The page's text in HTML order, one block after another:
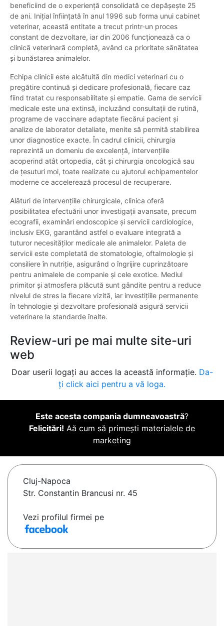
beneficiind de o experiență consolidată ce depășește 25
de ani. Inițial înființată în anul 1996 sub forma unui cabinet
veterinar, această entitate a trecut printr-un proces
constant de dezvoltare, iar din 2006 funcționează ca o
clinică veterinară completă, având ca prioritate sănătatea
și bunăstarea animalelor.
Echipa clinicii este alcătuită din medici veterinari cu o
pregătire continuă și dedicare profesională, fiecare caz
fiind tratat cu responsabilitate și empatie. Gama de servicii
medicale este una extinsă, incluzând consultații de rutină,
programe de vaccinare adaptate fiecărui pacient și
analize de laborator detaliate, menite să permită stabilirea
unor diagnostice exacte. În cadrul clinicii, chirurgia
reprezintă un domeniu de excelență, intervențiile
acoperind atât ortopedia, cât și chirurgia oncologică sau
de țesuturi moi, toate realizate cu ajutorul echipamentelor
moderne ce accelerează procesul de recuperare.
Alături de intervențiile chirurgicale, clinica oferă
posibilitatea efectuării unor investigații avansate, precum
ecografii, examinări endoscopice și servicii cardiologice,
inclusiv EKG, garantând astfel o evaluare integrată a
tuturor necesităților medicale ale animalelor. Paleta de
servicii este completată de stomatologie, oftalmologie și
consiliere în nutriție, asigurând o îngrijire cuprinzătoare
pentru animalele de companie și cele exotice. Mediul
primitor și atmosfera plăcută sunt gândite pentru a reduce
nivelul de stres la fiecare vizită, iar investițiile permanente
în tehnologie și dezvoltare profesională asigură servicii
veterinare la standarde înalte.
Review-uri pe mai multe site-uri
web
Doar userii logați au acces la această informație. Da-
ți click aici pentru a vă loga.
Este acesta compania dumneavoastră?
Felicitări! Aă cum să primești materialele de
marketing
Cluj-Napoca
Str. Constantin Brancusi nr. 45
Vezi profilul firmei pe